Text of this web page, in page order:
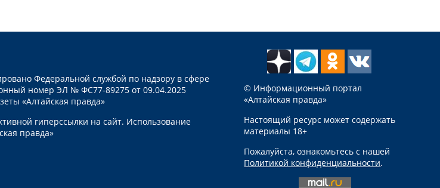
Федеральной службой по надзору в сфере
номер ЭЛ № ФС77-89275 от 09.04.2025
«Алтайская правда»
гиперссылки на сайт. Использование
правда»
© Информационный портал
«Алтайская правда»
Настоящий ресурс может содержать
материалы 18+
Пожалуйста, ознакомьтесь с нашей
Политикой конфиденциальности.